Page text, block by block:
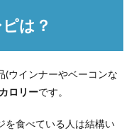
は？
(ウインナーやベーコンな
ロリーです。
を食べている人は結構い